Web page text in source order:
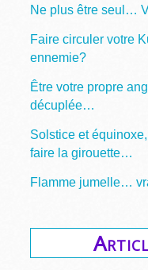
Ne plus être seul…
Faire circuler votre
ennemie?
Être votre propre
décuplée…
Solstice et
faire la girouette…
Flamme jumelle…